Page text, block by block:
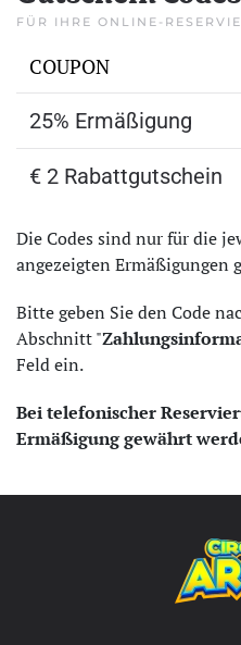
FÜR IHRE ONLINE-
COUPON
25% Ermäßigung
€ 2 Rabattgutschein
Die Codes sind nur für die
angezeigten Ermäßigungen
Bitte geben Sie den Code
Abschnitt "
Feld ein.
Bei telefonischer
Ermäßigung gewährt